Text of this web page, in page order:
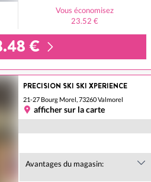
Vous économisez
23.52 €
€
PRECISION SKI SKI XPERIENCE
21-27 Bourg Morel, 73260 Valmorel
afficher sur la carte
Avantages du magasin: